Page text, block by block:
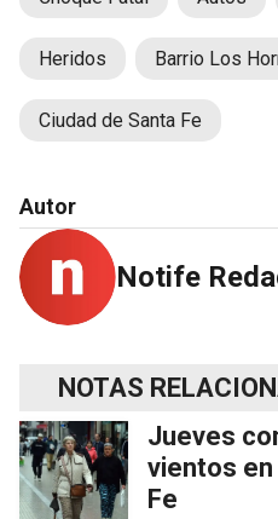
Heridos Barrio Los
Ciudad de Santa Fe
Autor
Notife
NOTAS
Jueves
vientos en
Fe